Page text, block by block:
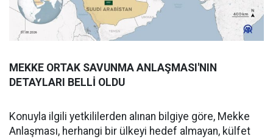
MEKKE ORTAK SAVUNMA ANLAŞMASI'NIN
DETAYLARI BELLİ OLDU
Konuyla ilgili yetkililerden alınan bilgiye göre, Mekke
Anlaşması, herhangi bir ülkeyi hedef almayan, külfet